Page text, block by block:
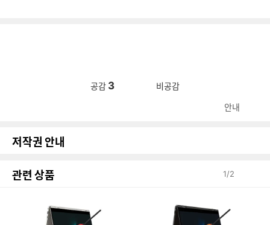
공감 3 비공감
안내
저작권 안내
관련 상품 1/2